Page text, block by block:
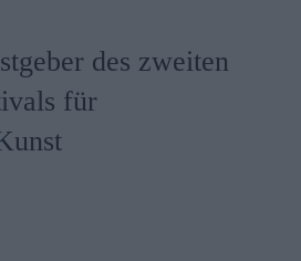
des zweiten
für